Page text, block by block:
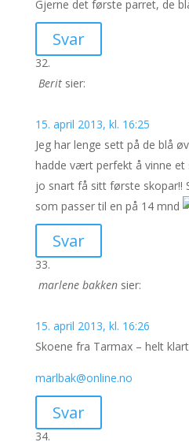
Gjerne det første parret, de
Svar
Berit sier:
15. april 2013, kl. 16:25
Jeg har lenge sett på de blå
hadde vært perfekt å vinne et
jo snart få sitt første skopar!!
som passer til en på 14 mnd
Svar
marlene bakken sier:
15. april 2013, kl. 16:26
Skoene fra Tarmax – helt
marlbak@online.no
Svar